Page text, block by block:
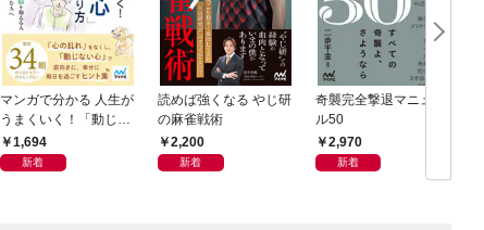
マンガで分かる 人生が
うまくいく！「動じな
い心」の作り方
1,694
新着
読めば強くなる やじ研
の麻雀戦術
2,200
新着
奇襲完全撃退マニュア
ル50
2,970
新着